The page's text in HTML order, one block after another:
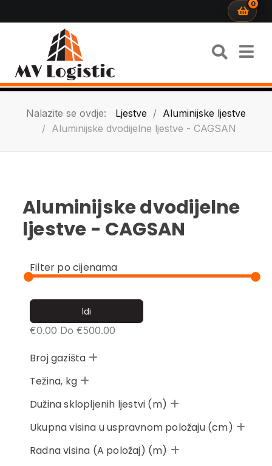
0
Nalazite se ovdje: Ljestve
Aluminijske ljestve
Aluminijske dvodijelne ljestve - CAGSAN
Aluminijske dvodijelne
ljestve - CAGSAN
Filter po cijenama
€0.00 Do €500.00
Broj gazišta
Težina, kg
Dužina sklopljenih ljestvi (m)
Ukupna visina u uspravnom položaju (cm)
Radna visina (A položaj) (m)